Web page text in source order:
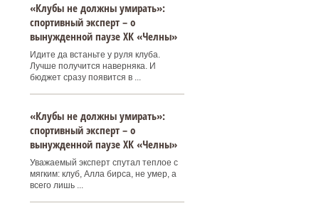
«Клубы не должны умирать»:
спортивный эксперт – о
вынужденной паузе ХК «Челны»
Идите да встаньте у руля клуба.
Лучше получится наверняка. И
бюджет сразу появится в ...
«Клубы не должны умирать»:
спортивный эксперт – о
вынужденной паузе ХК «Челны»
Уважаемый эксперт спутал теплое с
мягким: клуб, Алла бирса, не умер, а
всего лишь ...